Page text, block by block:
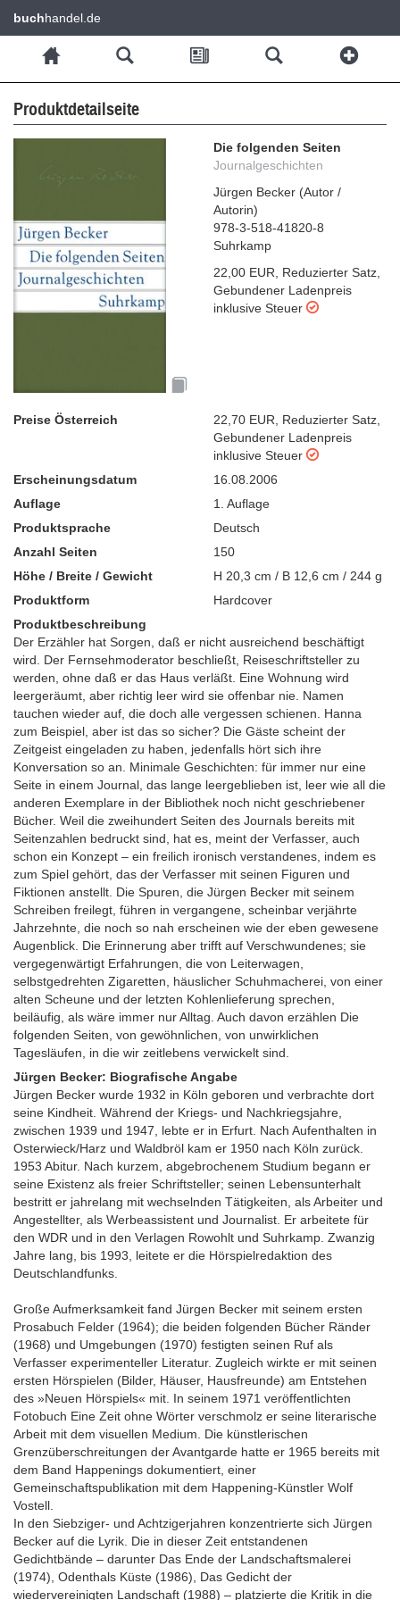
buchhandel.de
Produktdetailseite
Die folgenden Seiten
Journalgeschichten
Jürgen Becker (Autor /
Autorin)
978-3-518-41820-8
Suhrkamp
22,00 EUR
Reduzierter Satz
Gebundener Ladenpreis
inklusive Steuer
Preise Österreich 22,70 EUR Reduzierter Satz
Gebundener Ladenpreis
inklusive Steuer
Erscheinungsdatum
16.08.2006
Auflage
1. Auflage
Produktsprache
Deutsch
Anzahl Seiten
150
Höhe / Breite / Gewicht
H 20,3 cm / B 12,6 cm / 244 g
Produktform
Hardcover
Produktbeschreibung
Der Erzähler hat Sorgen, daß er nicht ausreichend beschäftigt
wird. Der Fernsehmoderator beschließt, Reiseschriftsteller zu
werden, ohne daß er das Haus verläßt. Eine Wohnung wird
leergeräumt, aber richtig leer wird sie offenbar nie. Namen
tauchen wieder auf, die doch alle vergessen schienen. Hanna
zum Beispiel, aber ist das so sicher? Die Gäste scheint der
Zeitgeist eingeladen zu haben, jedenfalls hört sich ihre
Konversation so an. Minimale Geschichten: für immer nur eine
Seite in einem Journal, das lange leergeblieben ist, leer wie all die
anderen Exemplare in der Bibliothek noch nicht geschriebener
Bücher. Weil die zweihundert Seiten des Journals bereits mit
Seitenzahlen bedruckt sind, hat es, meint der Verfasser, auch
schon ein Konzept – ein freilich ironisch verstandenes, indem es
zum Spiel gehört, das der Verfasser mit seinen Figuren und
Fiktionen anstellt. Die Spuren, die Jürgen Becker mit seinem
Schreiben freilegt, führen in vergangene, scheinbar verjährte
Jahrzehnte, die noch so nah erscheinen wie der eben gewesene
Augenblick. Die Erinnerung aber trifft auf Verschwundenes; sie
vergegenwärtigt Erfahrungen, die von Leiterwagen,
selbstgedrehten Zigaretten, häuslicher Schuhmacherei, von einer
alten Scheune und der letzten Kohlenlieferung sprechen,
beiläufig, als wäre immer nur Alltag. Auch davon erzählen Die
folgenden Seiten, von gewöhnlichen, von unwirklichen
Tagesläufen, in die wir zeitlebens verwickelt sind.
Jürgen Becker: Biografische Angabe
Jürgen Becker wurde 1932 in Köln geboren und verbrachte dort
seine Kindheit. Während der Kriegs- und Nachkriegsjahre,
zwischen 1939 und 1947, lebte er in Erfurt. Nach Aufenthalten in
Osterwieck/Harz und Waldbröl kam er 1950 nach Köln zurück.
1953 Abitur. Nach kurzem, abgebrochenem Studium begann er
seine Existenz als freier Schriftsteller; seinen Lebensunterhalt
bestritt er jahrelang mit wechselnden Tätigkeiten, als Arbeiter und
Angestellter, als Werbeassistent und Journalist. Er arbeitete für
den WDR und in den Verlagen Rowohlt und Suhrkamp. Zwanzig
Jahre lang, bis 1993, leitete er die Hörspielredaktion des
Deutschlandfunks.
Große Aufmerksamkeit fand Jürgen Becker mit seinem ersten
Prosabuch Felder (1964); die beiden folgenden Bücher Ränder
(1968) und Umgebungen (1970) festigten seinen Ruf als
Verfasser experimenteller Literatur. Zugleich wirkte er mit seinen
ersten Hörspielen (Bilder, Häuser, Hausfreunde) am Entstehen
des »Neuen Hörspiels« mit. In seinem 1971 veröffentlichten
Fotobuch Eine Zeit ohne Wörter verschmolz er seine literarische
Arbeit mit dem visuellen Medium. Die künstlerischen
Grenzüberschreitungen der Avantgarde hatte er 1965 bereits mit
dem Band Happenings dokumentiert, einer
Gemeinschaftspublikation mit dem Happening-Künstler Wolf
Vostell.
In den Siebziger- und Achtzigerjahren konzentrierte sich Jürgen
Becker auf die Lyrik. Die in dieser Zeit entstandenen
Gedichtbände – darunter Das Ende der Landschaftsmalerei
(1974), Odenthals Küste (1986), Das Gedicht der
wiedervereinigten Landschaft (1988) – platzierte die Kritik in die